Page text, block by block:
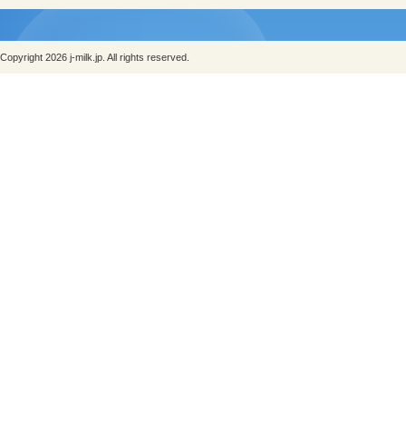
Copyright 2026 j-milk.jp. All rights reserved.